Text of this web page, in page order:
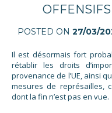
POSTED ON 27/03/
​​Il est désormais fort
rétablir les droits
provenance de l’UE, ainsi
mesures de représailles,
dont la fin n’est pas en vue.